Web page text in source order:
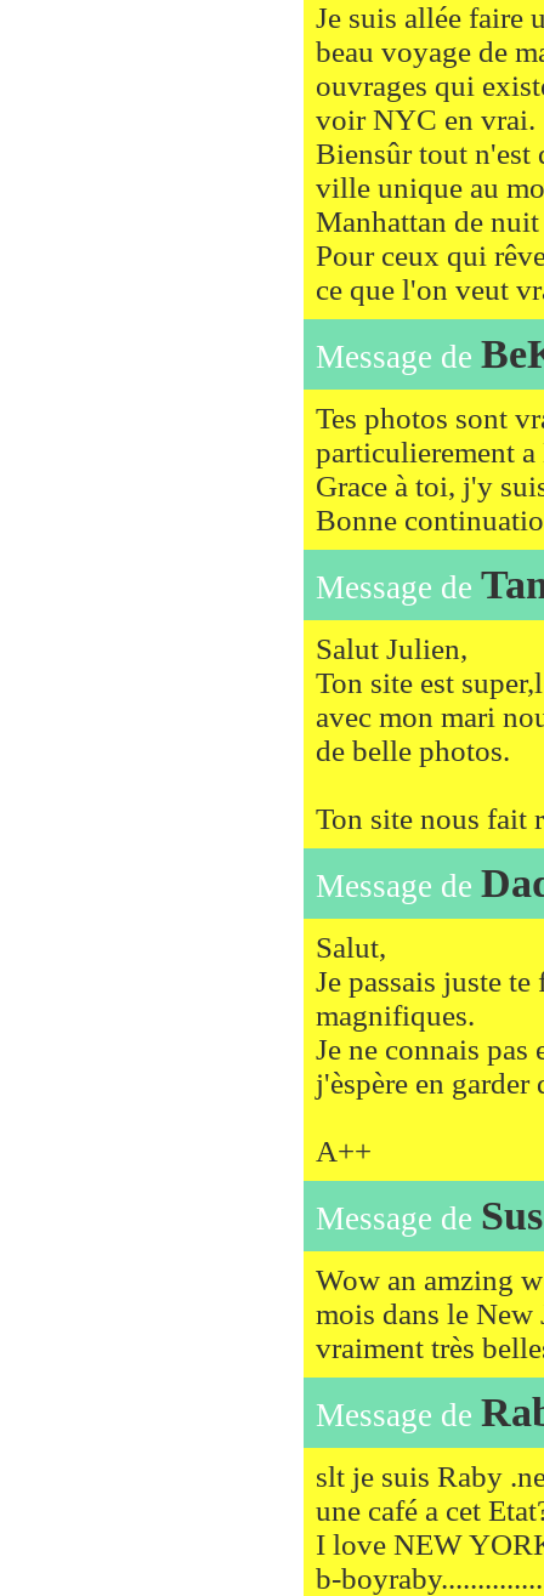
Je suis allée faire
beau voyage de
ouvrages qui
voir NYC en vrai.
Biensûr tout n'est
ville unique au
Manhattan de
Pour ceux qui
ce que l'on veut
Message de
Tes photos sont
particulierement
Grace à toi, j'y
Bonne
Message de
Salut Julien,
Ton site est
avec mon mari
de belle photos.
Ton site nous fait
Message de
Salut,
Je passais juste
magnifiques.
Je ne connais
j'èspère en
A++
Message de
Wow an amzing
mois dans le New
vraiment très
Message de
slt je suis Raby
une café a cet
I love NEW
b-